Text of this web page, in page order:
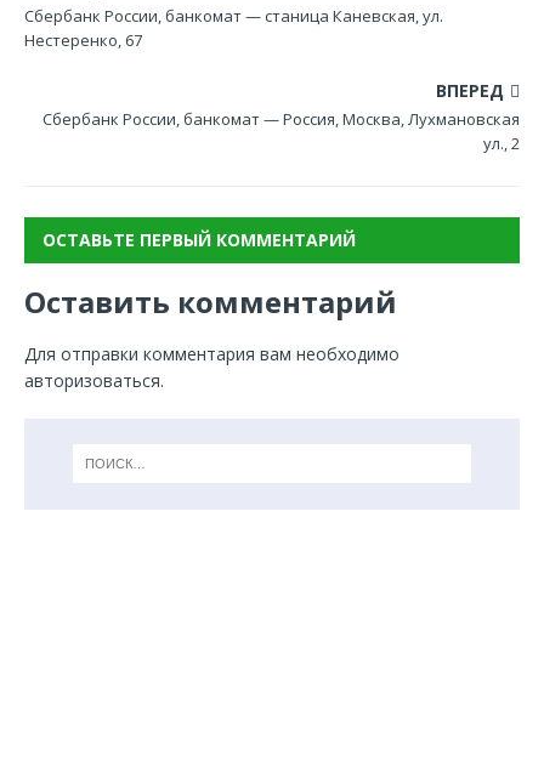
Сбербанк России, банкомат — станица Каневская, ул.
Нестеренко, 67
ВПЕРЕД
Сбербанк России, банкомат — Россия, Москва, Лухмановская
ул., 2
ОСТАВЬТЕ ПЕРВЫЙ КОММЕНТАРИЙ
Оставить комментарий
Для отправки комментария вам необходимо
авторизоваться.